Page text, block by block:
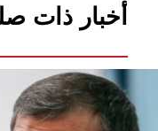
أخبار ذات